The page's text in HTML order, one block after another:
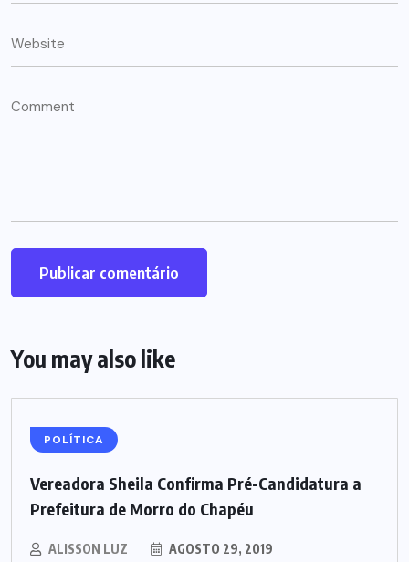
You may also like
POLÍTICA
Vereadora Sheila Confirma Pré-Candidatura a
Prefeitura de Morro do Chapéu
ALISSON LUZ AGOSTO 29, 2019